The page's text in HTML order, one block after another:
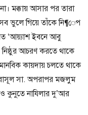
মক্কায় আসার পর তারা
সব ভুলে গিয়ে তাঁকে নি¶েপ
‘আয়্যাশ ইবনে আবু
নিষ্ঠুর আচরণ করতে থাকে
কায়দায় চলতে থাকে
রাসূল সা. অপরাপর মজলুম
কুনুতে নাযিলার দু’আর